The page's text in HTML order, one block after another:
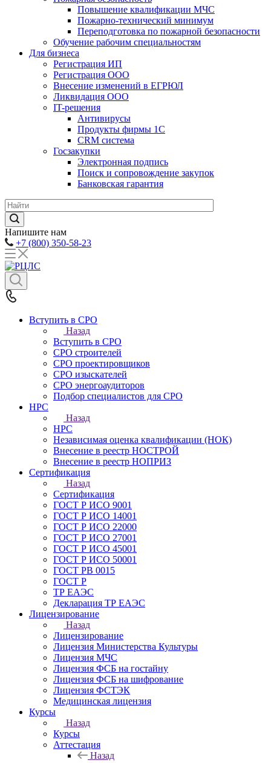
Повышение квалификации МЧС
Пожарно-технический минимум
Переподготовка по пожарной безопасности
Обучение рабочим специальностям
Для бизнеса
Регистрация ИП
Регистрация ООО
Внесение изменений в ЕГРЮЛ
Ликвидация ООО
IT-решения
Антивирусы
Продукты фирмы 1C
CRM система
Госзакупки
Электронная подпись
Поиск и сопровождение закупок
Банковская гарантия
Напишите нам
+7 (800) 350-58-23
Вступить в СРО
Назад
Вступить в СРО
СРО строителей
СРО проектировщиков
СРО изыскателей
СРО энергоаудиторов
Подбор специалистов для СРО
НРС
Назад
НРС
Независимая оценка квалификации (НОК)
Внесение в реестр НОСТРОЙ
Внесение в реестр НОПРИЗ
Сертификация
Назад
Сертификация
ГОСТ Р ИСО 9001
ГОСТ Р ИСО 14001
ГОСТ Р ИСО 22000
ГОСТ Р ИСО 27001
ГОСТ Р ИСО 45001
ГОСТ Р ИСО 50001
ГОСТ РВ 0015
ГОСТ Р
ТР ЕАЭС
Декларация ТР ЕАЭС
Лицензирование
Назад
Лицензирование
Лицензия Министерства Культуры
Лицензия МЧС
Лицензия ФСБ на гостайну
Лицензия ФСБ на шифрование
Лицензия ФСТЭК
Медицинская лицензия
Курсы
Назад
Курсы
Аттестация
Назад